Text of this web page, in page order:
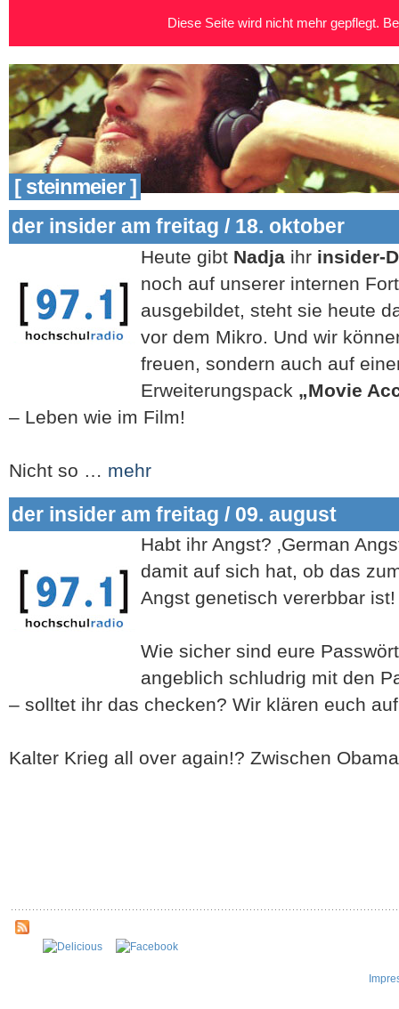
[ steinmeier ]
der insider am freitag / 18. oktober
Heute gibt Nadja ihr insider-
noch auf unserer internen
ausgebildet, steht sie heute
vor dem Mikro. Und wir
freuen, sondern auch auf
Erweiterungspack „Movie
– Leben wie im Film!
Nicht so … mehr
der insider am freitag / 09. august
Habt ihr Angst? ‚German
damit auf sich hat, ob das
Angst genetisch vererbbar ist!
Wie sicher sind eure
angeblich schludrig mit den
– solltet ihr das checken? Wir klären euch
Kalter Krieg all over again!? Zwischen
Diese Seite wird nicht mehr gepflegt.